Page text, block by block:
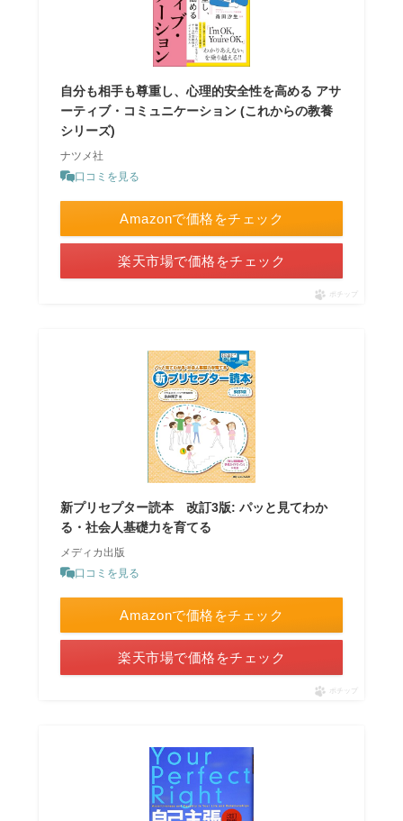
自分も相手も尊重し、心理的安全性を高める アサ
ーティブ・コミュニケーション (これからの教養
シリーズ)
ナツメ社
口コミを見る
Amazonで価格をチェック
楽天市場で価格をチェック
ポチップ
新プリセプター読本 改訂3版: パッと見てわか
る・社会人基礎力を育てる
メディカ出版
口コミを見る
Amazonで価格をチェック
楽天市場で価格をチェック
ポチップ